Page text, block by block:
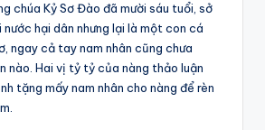
chúa Kỷ Sơ Đào đã mười sáu tuổi, sở
nước hại dân nhưng lại là một con cá
ngay cả tay nam nhân cũng chưa
nào. Hai vị tỷ tỷ của nàng thảo luận
tặng mấy nam nhân cho nàng để rèn